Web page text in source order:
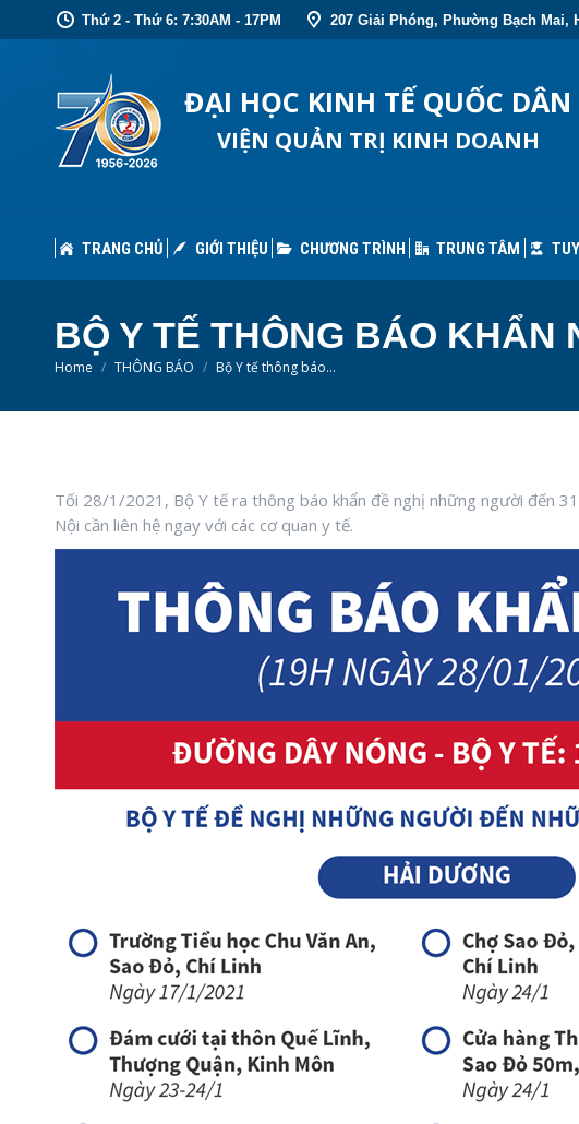
Thứ 2 - Thứ 6: 7:30AM - 17PM 207 Giải Phóng, Phường Bạch Mai,
ĐẠI HỌC KINH TẾ QUỐC DÂN
VIỆN QUẢN TRỊ KINH DOANH
TRANG CHỦ GIỚI THIỆU CHƯƠNG TRÌNH TRUNG TÂM
BỘ Y TẾ THÔNG BÁO
You are here:
Home THÔNG BÁO Bộ Y tế thông báo…
Tối 28/1/2021, Bộ Y tế ra thông báo khẩn đề nghị những người đến
Nội cần liên hệ ngay với các cơ quan y tế.
CHƯƠNG TRÌNH TRUNG TÂM